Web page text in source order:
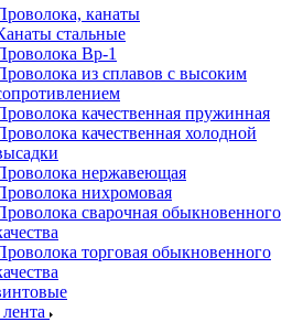
канаты
стальные
Вр-1
из сплавов с высоким
качественная пружинная
качественная холодной
нержавеющая
нихромовая
сварочная обыкновенного
торговая обыкновенного